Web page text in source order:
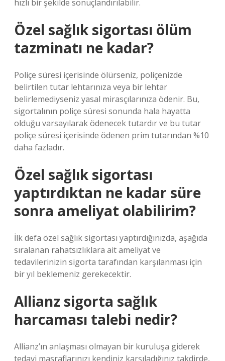
hızlı bir şekilde sonuçlandırılabilir.
Özel sağlık sigortası ölüm
tazminatı ne kadar?
Poliçe süresi içerisinde ölürseniz, poliçenizde
belirtilen tutar lehtarınıza veya bir lehtar
belirlemediyseniz yasal mirasçılarınıza ödenir. Bu,
sigortalının poliçe süresi sonunda hala hayatta
olduğu varsayılarak ödenecek tutardır ve bu tutar
poliçe süresi içerisinde ödenen prim tutarından %10
daha fazladır.
Özel sağlık sigortası
yaptırdıktan ne kadar süre
sonra ameliyat olabilirim?
İlk defa özel sağlık sigortası yaptırdığınızda, aşağıda
sıralanan rahatsızlıklara ait ameliyat ve
tedavilerinizin sigorta tarafından karşılanması için
bir yıl beklemeniz gerekecektir.
Allianz sigorta sağlık
harcaması talebi nedir?
Allianz’ın anlaşması olmayan bir kuruluşa giderek
tedavi masraflarınızı kendiniz karşıladığınız takdirde,